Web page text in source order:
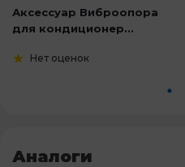
Аксессуар Виброопора
для кондиционер...
Нет оценок
Аналоги